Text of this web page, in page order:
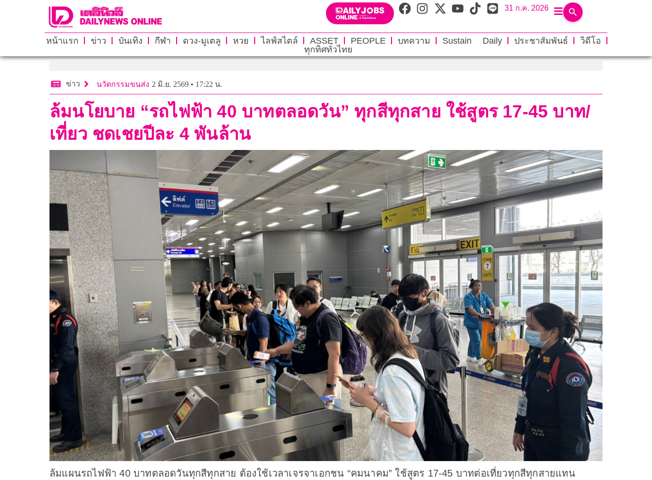
31 ก.ค. 2026
หน้าแรก ข่าว บันเทิง กีฬา ดวง-มูเตลู หวย ไลฟ์สไตล์ ASSET PEOPLE บทความ Sustain Daily ประชาสัมพันธ์
วิดีโอ
ทุกทิศทั่วไทย
ข่าว นวัตกรรมขนส่ง 2 มิ.ย. 2569 • 17:22 น.
ล้มนโยบาย “รถไฟฟ้า 40 บาทตลอดวัน” ทุกสีทุกสาย ใช้สูตร 17-45 บาท/
เที่ยว ชดเชยปีละ 4 พันล้าน
ล้มแผนรถไฟฟ้า 40 บาทตลอดวันทุกสีทุกสาย ต้องใช้เวลาเจรจาเอกชน “คมนาคม” ใช้สูตร 17-45 บาทต่อเที่ยวทุกสีทุกสายแทน